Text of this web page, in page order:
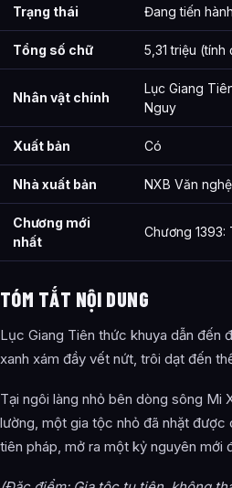
Nghê Thị
Tuân Thị
Liêm Thị
Bắc Hải Tịch Thị
Dự Dương Trần Thị
Thẩm Thị
Nhữ Châu Du Thị
Nhữ Châu Dương Thị
Lương Xuyên Thư Thị
Trạng thái Đang tiến
Tổng số chữ 5,31 triệu
Nhân vật chính
Lục Giang
Nguy
Xuất bản Có
Nhà xuất bản NXB Văn
Chương mới
nhất
Chương 1393:
TÓM TẮT NỘI DUNG
Lục Giang Tiên thức khuya dẫn đến
xanh xám đầy vết nứt, trôi dạt đến
Tại ngôi làng nhỏ bên dòng sông Mi
lường, một gia tộc nhỏ đã nhặt
tiên pháp, mở ra một kỷ nguyên mới